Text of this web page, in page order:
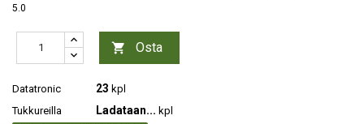
5.0
 Osta
Datatronic 23 kpl
Tukkureilla
Ladataan... kpl